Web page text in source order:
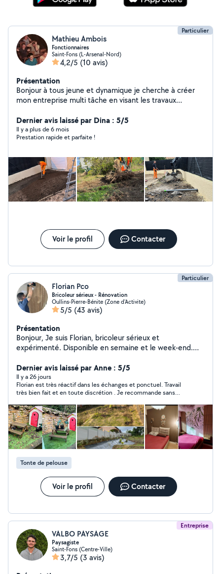
Particulier
Mathieu Ambois
Fonctionnaires
Saint-Fons (L-Arsenal-Nord)
4,2/5 (10 avis)
Présentation
Bonjour à tous jeune et dynamique je cherche à créer
mon entreprise multi tâche en visant les travaux
d'activité. mais pour cela il faut que je me crée un
agenda avec des clients avec moi sa sera satisfait ou
refait et toujours dans la bonne humeur
Dernier avis laissé par Dina : 5/5
Il y a plus de 6 mois
Prestation rapide et parfaite !
Voir le profil Contacter
Particulier
Florian Pco
Bricoleur sérieux - Rénovation
Oullins-Pierre-Bénite (Zone d'Activite)
5/5 (43 avis)
Présentation
Bonjour, Je suis Florian, bricoleur sérieux et
expérimenté. Disponible en semaine et le week-end.
appartement ainsi qu'à de nombreux travaux réalisés
pour des amis, je mets aujourd'hui mon expérience à
votre service. Prestations proposées : -
Montage/démontage de meubles et cuisines (IKEA,
Conforama, etc.) - Travaux de bricolage et rénovation -
Peinture, finitions et petites réparations - Fixations
murales (étagères, TV, cadres) Travail soigné, sérieux et
respect des délais. Réalisations visibles dans les photos
de mon profil. N'hésitez pas à me contacter pour
Dernier avis laissé par Anne : 5/5
Il y a 26 jours
Florian est très réactif dans les échanges et ponctuel. Travail
très bien fait et en toute discrétion . Je recommande sans
Tonte de pelouse
Voir le profil Contacter
Entreprise
VALBO PAYSAGE
Paysagiste
Saint-Fons (Centre-Ville)
3,7/5 (3 avis)